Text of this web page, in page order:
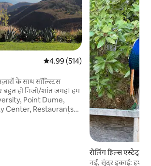
औसत रेटिंग 5 में से 4.99, 514 समीक्षाएँ
4.99 (514)
के साथ सॉल्स्टिस
ही निजी/शांत जगह। हम
Point Dume,
Center, Restaurants
रोलिंग हिल्स एस्टेट्स
नई, सुंदर इकाई: